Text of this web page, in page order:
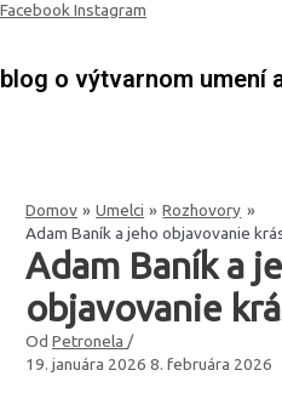
Preskočiť
Facebook Instagram
blog o výtvarnom umení
Domov Umelci
Rozhovory
Adam Baník a jeho objavovanie
Adam Baník a
objavovanie
Od Petronela /
19. januára 2026 8. februára 2026